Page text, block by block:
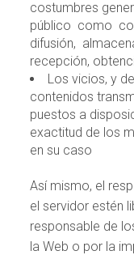
costumbres
público como
difusión,
recepción,
Los vicios, y
contenidos
puestos a
exactitud de los
en su caso
Así mismo, el
el servidor estén
responsable de
la Web o por la